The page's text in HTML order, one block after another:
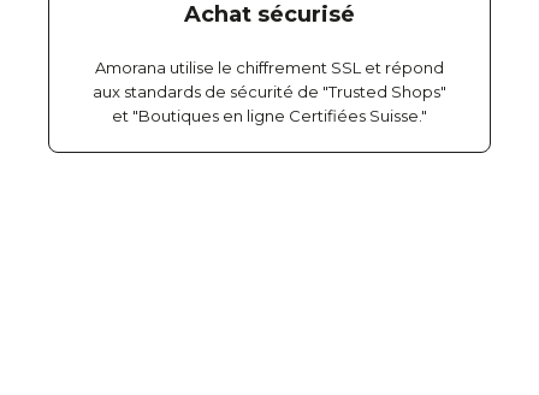
Achat sécurisé
Amorana utilise le chiffrement SSL et répond
aux standards de sécurité de "Trusted Shops"
et "Boutiques en ligne Certifiées Suisse."